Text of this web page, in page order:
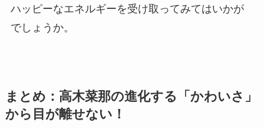
ハッピーなエネルギーを受け取ってみてはいかが
でしょうか。
まとめ：高木菜那の進化する「かわいさ」
から目が離せない！